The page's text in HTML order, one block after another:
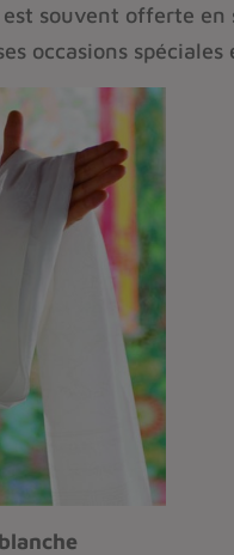
souvent offerte en
occasions spéciales